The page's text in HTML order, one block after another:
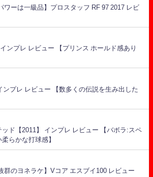
ワーは一級品】プロスタッフ RF 97 2017 レビ
ンプレ レビュー 【プリンス ホールド感あり
ンプレ レビュー 【数多くの伝説を生み出した
ド【2011】 インプレ レビュー 【バボラ:スペ
らかな打球感】
群のヨネラケ】Vコア エスブイ100 レビュー